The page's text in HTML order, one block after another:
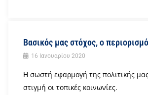
Βασικός μας στόχος, ο
16 Ιανουαρίου 2020
Η σωστή εφαρμογή της πολιτικής
στιγμή οι τοπικές κοινωνίες.